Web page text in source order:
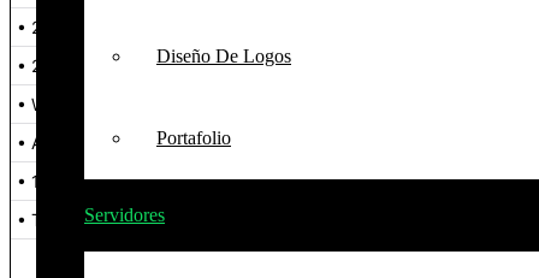
Diseño De Logos
Portafolio
Servidores
• 24 GB RAM
• 200 GB NVMe o 400 GB SSD
• Windows Server 2019/2022 con licencia
• Acceso RDP
• 1 IP dedicada
• Transferencia ilimitada (uso justo)